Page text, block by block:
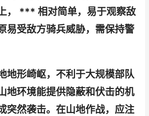
， *** 相对简单，易于观察敌
易受敌方骑兵威胁，需保持警
地形崎岖，不利于大规模部队
地环境能提供隐蔽和伏击的机
突然袭击。在山地作战，应注